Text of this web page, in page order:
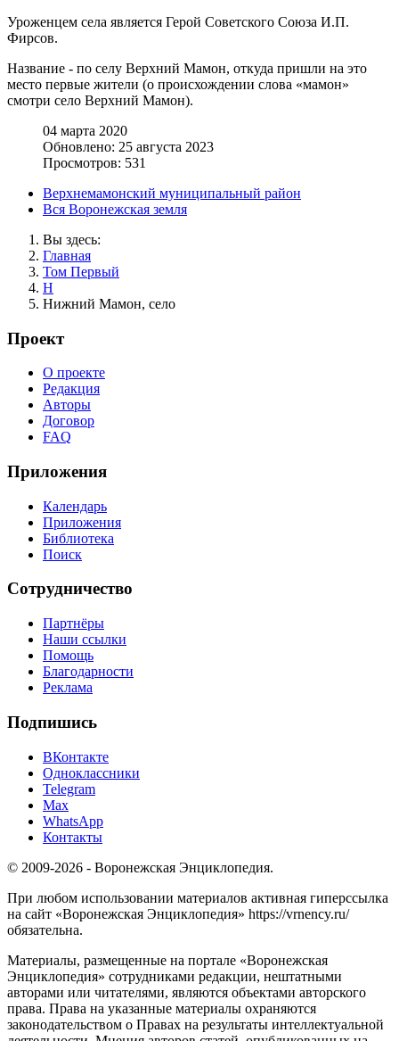
Уроженцем села является Герой Советского Союза И.П.
Фирсов.
Название - по селу Верхний Мамон, откуда пришли на это
место первые жители (о происхождении слова «мамон»
смотри село Верхний Мамон).
04 марта 2020
Обновлено: 25 августа 2023
Просмотров: 531
Верхнемамонский муниципальный район
Вся Воронежская земля
Вы здесь:
Главная
Том Первый
Н
Нижний Мамон, село
Проект
О проекте
Редакция
Авторы
Договор
FAQ
Приложения
Календарь
Приложения
Библиотека
Поиск
Сотрудничество
Партнёры
Наши ссылки
Помощь
Благодарности
Реклама
Подпишись
ВКонтакте
Одноклассники
Telegram
Max
WhatsApp
Контакты
© 2009-2026 - Воронежская Энциклопедия.
При любом использовании материалов активная гиперссылка
на сайт «Воронежская Энциклопедия» https://vrnency.ru/
обязательна.
Материалы, размещенные на портале «Воронежская
Энциклопедия» сотрудниками редакции, нештатными
авторами или читателями, являются объектами авторского
права. Права на указанные материалы охраняются
законодательством о Правах на результаты интеллектуальной